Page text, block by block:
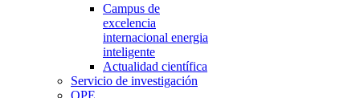
Campus de
excelencia
internacional energia
inteligente
Actualidad científica
Servicio de investigación